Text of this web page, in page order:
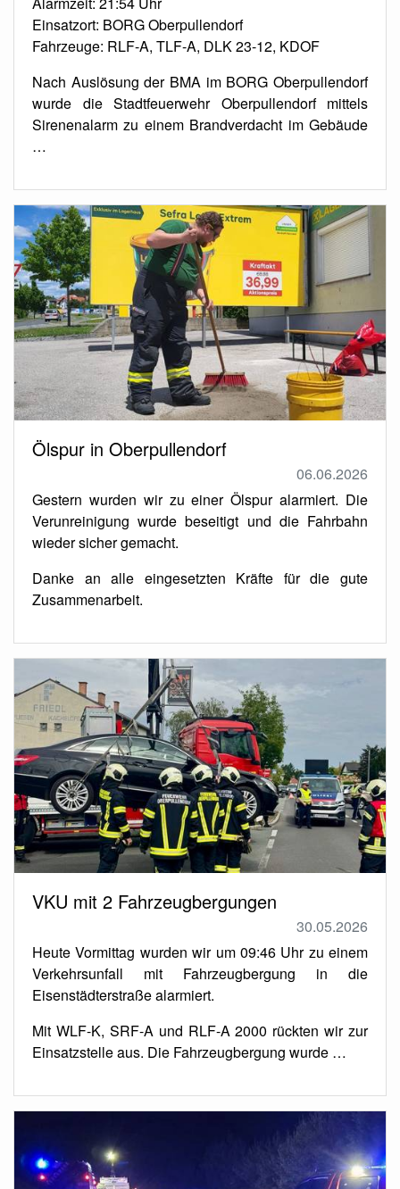
Einsatzort: BORG Oberpullendorf
Fahrzeuge: RLF-A, TLF-A, DLK 23-12, KDOF
Nach Auslösung der BMA im BORG Oberpullendorf
wurde die Stadtfeuerwehr Oberpullendorf mittels
Sirenenalarm zu einem Brandverdacht im Gebäude
…
Ölspur in Oberpullendorf
06.06.2026
Gestern wurden wir zu einer Ölspur alarmiert. Die
Verunreinigung wurde beseitigt und die Fahrbahn
wieder sicher gemacht.
Danke an alle eingesetzten Kräfte für die gute
Zusammenarbeit.
VKU mit 2 Fahrzeugbergungen
30.05.2026
Heute Vormittag wurden wir um 09:46 Uhr zu einem
Verkehrsunfall mit Fahrzeugbergung in die
Eisenstädterstraße alarmiert.
Mit WLF-K, SRF-A und RLF-A 2000 rückten wir zur
Einsatzstelle aus. Die Fahrzeugbergung wurde …